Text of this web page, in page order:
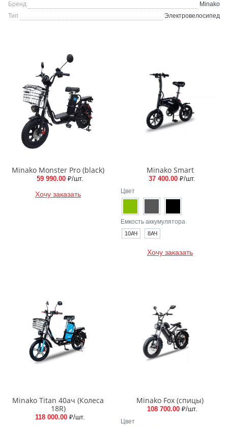
Бренд
Minako
Тип
Электровелосипед
Minako Monster Pro (black)
59 990.00 ₽/шт.
Хочу заказать
Minako Smart
37 400.00 ₽/шт.
Цвет
Емкость аккумулятора
10АЧ 8АЧ
Хочу заказать
Minako Titan 40ач (Колеса
18R)
118 000.00 ₽/шт.
Minako Fox (спицы)
108 700.00 ₽/шт.
Цвет